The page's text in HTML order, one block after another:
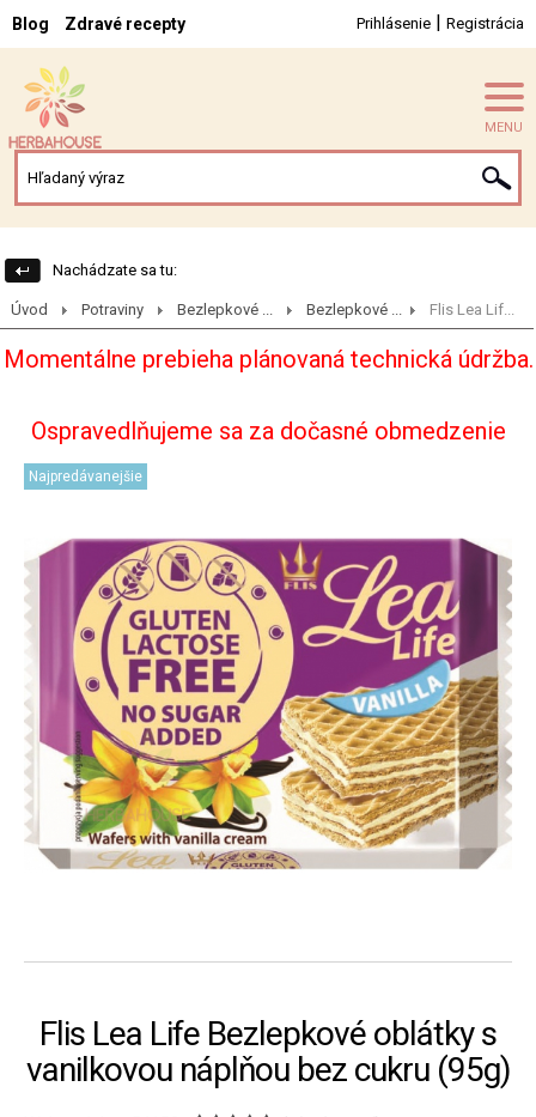
Blog Zdravé recepty Prihlásenie | Registrácia
MENU
Nachádzate sa tu:
Úvod Potraviny Bezlepkové ... Bezlepkové ... Flis Lea Lif...
Momentálne prebieha plánovaná technická údržba.
Ospravedlňujeme sa za dočasné obmedzenie
Najpredávanejšie
Flis Lea Life Bezlepkové oblátky s
vanilkovou náplňou bez cukru (95g)